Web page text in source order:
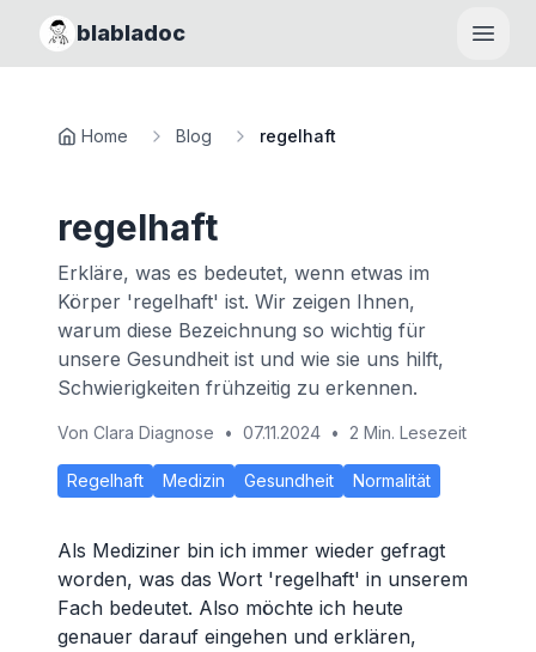
blabladoc
Home Blog regelhaft
regelhaft
Erkläre, was es bedeutet, wenn etwas im
Körper 'regelhaft' ist. Wir zeigen Ihnen,
warum diese Bezeichnung so wichtig für
unsere Gesundheit ist und wie sie uns hilft,
Schwierigkeiten frühzeitig zu erkennen.
Von Clara Diagnose • 07.11.2024 • 2 Min. Lesezeit
Regelhaft Medizin Gesundheit Normalität
Als Mediziner bin ich immer wieder gefragt
worden, was das Wort 'regelhaft' in unserem
Fach bedeutet. Also möchte ich heute
genauer darauf eingehen und erklären,